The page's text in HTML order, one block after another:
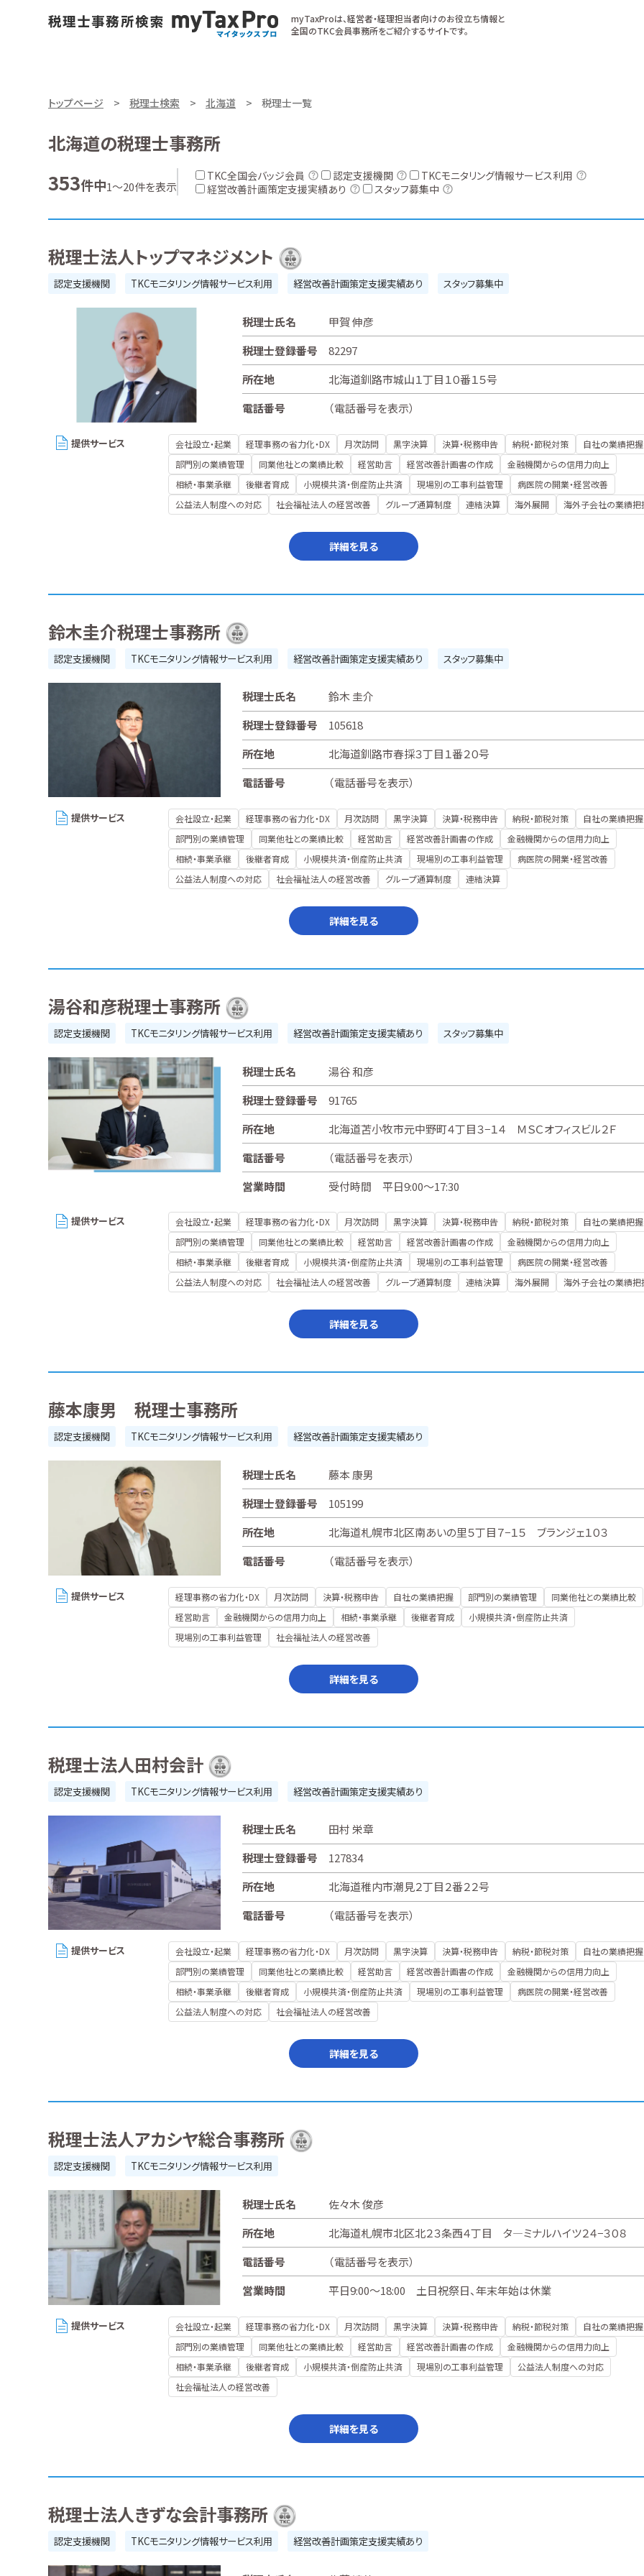
myTaxProは、経営者・経理担当者向けのお役立ち情報と
全国のTKC会員事務所をご紹介するサイトです。
トップページ 税理士検索 北海道 税理士一覧
北海道の税理士事務所
353件中1～20件を表示
TKC全国会バッジ会員 認定支援機関
TKCモニタリング情報サービス利用
経営改善計画策定支援実績あり
スタッフ募集中
税理士法人トップマネジメント
認定支援機関 TKCモニタリング情報サービス利用 経営改善計画策定支援実績あり スタッフ募集中
税理士氏名
甲賀 伸彦
税理士登録番号
82297
所在地
北海道釧路市城山１丁目１０番１５号
電話番号
（電話番号を表示）
提供サービス 会社設立・起業 経理事務の省力化・DX 月次訪問 黒字決算 決算・税務申告 納税・節税対策
自社の業績把握
部門別の業績管理
同業他社との業績比較 経営助言 経営改善計画書の作成
金融機関からの信用力向上
相続・事業承継
後継者育成 小規模共済・倒産防止共済 現場別の工事利益管理
病医院の開業・経営改善
公益法人制度への対応
社会福祉法人の経営改善 グループ通算制度 連結決算 海外展開 海外子会社の業績把
詳細を見る
鈴木圭介税理士事務所
認定支援機関 TKCモニタリング情報サービス利用 経営改善計画策定支援実績あり スタッフ募集中
税理士氏名
鈴木 圭介
税理士登録番号
105618
所在地
北海道釧路市春採３丁目１番２０号
電話番号
（電話番号を表示）
提供サービス 会社設立・起業 経理事務の省力化・DX 月次訪問 黒字決算 決算・税務申告 納税・節税対策
自社の業績把握
部門別の業績管理
同業他社との業績比較 経営助言 経営改善計画書の作成
金融機関からの信用力向上
相続・事業承継
後継者育成 小規模共済・倒産防止共済 現場別の工事利益管理
病医院の開業・経営改善
公益法人制度への対応
社会福祉法人の経営改善 グループ通算制度 連結決算
詳細を見る
湯谷和彦税理士事務所
認定支援機関 TKCモニタリング情報サービス利用 経営改善計画策定支援実績あり スタッフ募集中
税理士氏名
湯谷 和彦
税理士登録番号
91765
所在地
北海道苫小牧市元中野町４丁目３−１４ ＭＳＣオフィスビル２Ｆ
電話番号
（電話番号を表示）
営業時間
受付時間 平日9:00～17:30
提供サービス 会社設立・起業 経理事務の省力化・DX 月次訪問 黒字決算 決算・税務申告 納税・節税対策
自社の業績把握
部門別の業績管理
同業他社との業績比較 経営助言 経営改善計画書の作成
金融機関からの信用力向上
相続・事業承継
後継者育成 小規模共済・倒産防止共済 現場別の工事利益管理
病医院の開業・経営改善
公益法人制度への対応
社会福祉法人の経営改善 グループ通算制度 連結決算 海外展開 海外子会社の業績把
詳細を見る
藤本康男 税理士事務所
認定支援機関 TKCモニタリング情報サービス利用 経営改善計画策定支援実績あり
税理士氏名
藤本 康男
税理士登録番号
105199
所在地
北海道札幌市北区南あいの里５丁目７−１５ ブランジェ１０３
電話番号
（電話番号を表示）
提供サービス 経理事務の省力化・DX 月次訪問 決算・税務申告 自社の業績把握 部門別の業績管理
同業他社との業績比較
経営助言
金融機関からの信用力向上 相続・事業承継 後継者育成
小規模共済・倒産防止共済
現場別の工事利益管理
社会福祉法人の経営改善
詳細を見る
税理士法人田村会計
認定支援機関 TKCモニタリング情報サービス利用 経営改善計画策定支援実績あり
税理士氏名
田村 栄章
税理士登録番号
127834
所在地
北海道稚内市潮見２丁目２番２２号
電話番号
（電話番号を表示）
提供サービス 会社設立・起業 経理事務の省力化・DX 月次訪問 黒字決算 決算・税務申告 納税・節税対策
自社の業績把握
部門別の業績管理
同業他社との業績比較 経営助言 経営改善計画書の作成
金融機関からの信用力向上
相続・事業承継
後継者育成 小規模共済・倒産防止共済 現場別の工事利益管理
病医院の開業・経営改善
公益法人制度への対応
社会福祉法人の経営改善
詳細を見る
税理士法人アカシヤ総合事務所
認定支援機関 TKCモニタリング情報サービス利用
税理士氏名
佐々木 俊彦
所在地
北海道札幌市北区北２３条西４丁目 タ―ミナルハイツ２４−３０８
電話番号
（電話番号を表示）
営業時間
平日9:00～18:00 土日祝祭日、年末年始は休業
提供サービス 会社設立・起業 経理事務の省力化・DX 月次訪問 黒字決算 決算・税務申告 納税・節税対策
自社の業績把握
部門別の業績管理
同業他社との業績比較 経営助言 経営改善計画書の作成
金融機関からの信用力向上
相続・事業承継
後継者育成 小規模共済・倒産防止共済 現場別の工事利益管理
公益法人制度への対応
社会福祉法人の経営改善
詳細を見る
税理士法人きずな会計事務所
認定支援機関 TKCモニタリング情報サービス利用 経営改善計画策定支援実績あり